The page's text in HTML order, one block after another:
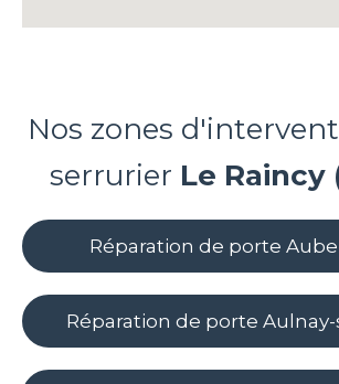
Nos zones
serrurier Le Raincy
Réparation de porte
Réparation de porte